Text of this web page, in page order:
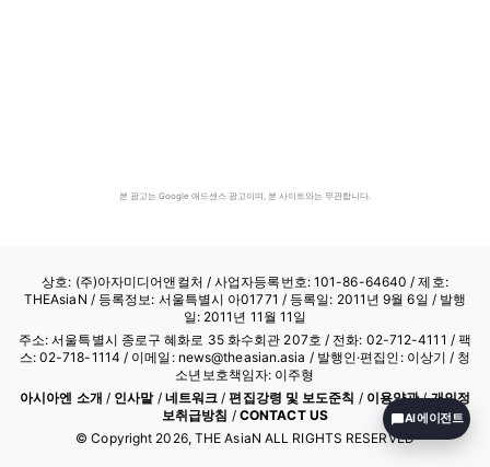
본 광고는 Google 애드센스 광고이며, 본 사이트와는 무관합니다.
상호: (주)아자미디어앤컬처 /사업자등록번호: 101-86-64640 / 제호:
THEAsiaN / 등록정보: 서울특별시 아01771 / 등록일: 2011년 9월 6일 / 발행
일: 2011년 11월 11일
주소: 서울특별시 종로구 혜화로 35 화수회관 207호 / 전화: 02-712-4111 / 팩
스: 02-718-1114 / 이메일: news@theasian.asia / 발행인·편집인: 이상기 / 청
소년보호책임자: 이주형
아시아엔 소개 / 인사말/ 네트워크 /편집강령 및 보도준칙 / 이용약관/개인정
보취급방침 / CONTACT US
© Copyright 2026, THE AsiaN ALL RIGHTS RESERVED
AI 에이전트